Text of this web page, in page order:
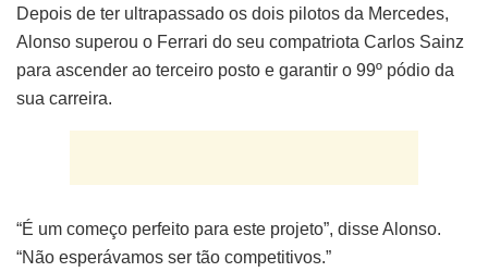
Depois de ter ultrapassado os dois pilotos da Mercedes,
Alonso superou o Ferrari do seu compatriota Carlos Sainz
para ascender ao terceiro posto e garantir o 99º pódio da
sua carreira.
“É um começo perfeito para este projeto”, disse Alonso.
“Não esperávamos ser tão competitivos.”